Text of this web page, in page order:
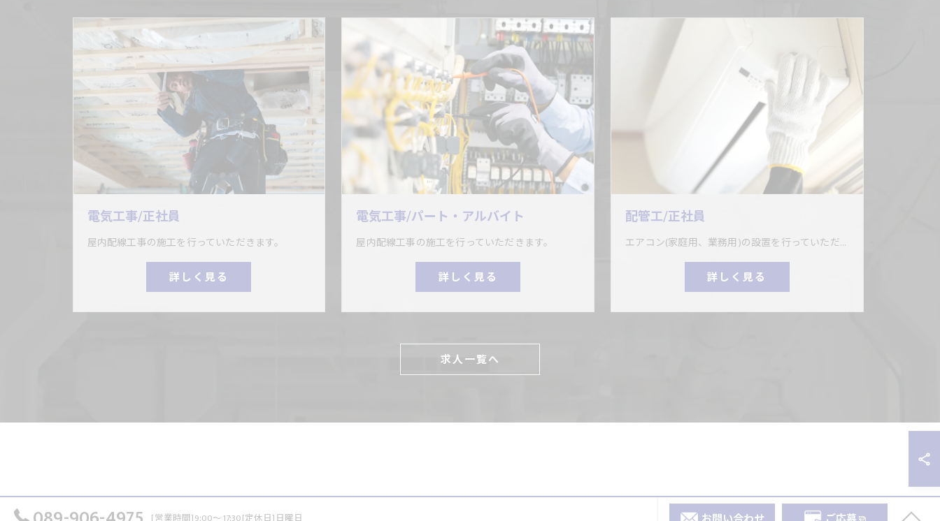
電気工事/正社員
屋内配線工事の施工を行っていただきます。
詳しく見る
電気工事/パート・アルバイト
屋内配線工事の施工を行っていただきます。
詳しく見る
配管工/正社員
エアコン(家庭用、業務用)の設置を行っていただきます。
詳しく見る
求人一覧へ